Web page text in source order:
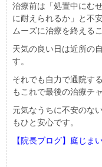
治療前は「処置中にむ
に耐えられるか」と不
ムーズに治療を終える
天気の良い日は近所の
す。
それでも自力で通院す
もこれで最後の治療チ
元気なうちに不安のな
もひと安心です。
【院長ブログ】庭じま